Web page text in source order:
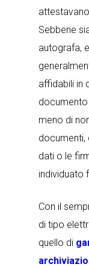
Sebbene
autografa,
affidabili in
meno di
documenti,
dati o le
individuato
Con il
di tipo
quello di